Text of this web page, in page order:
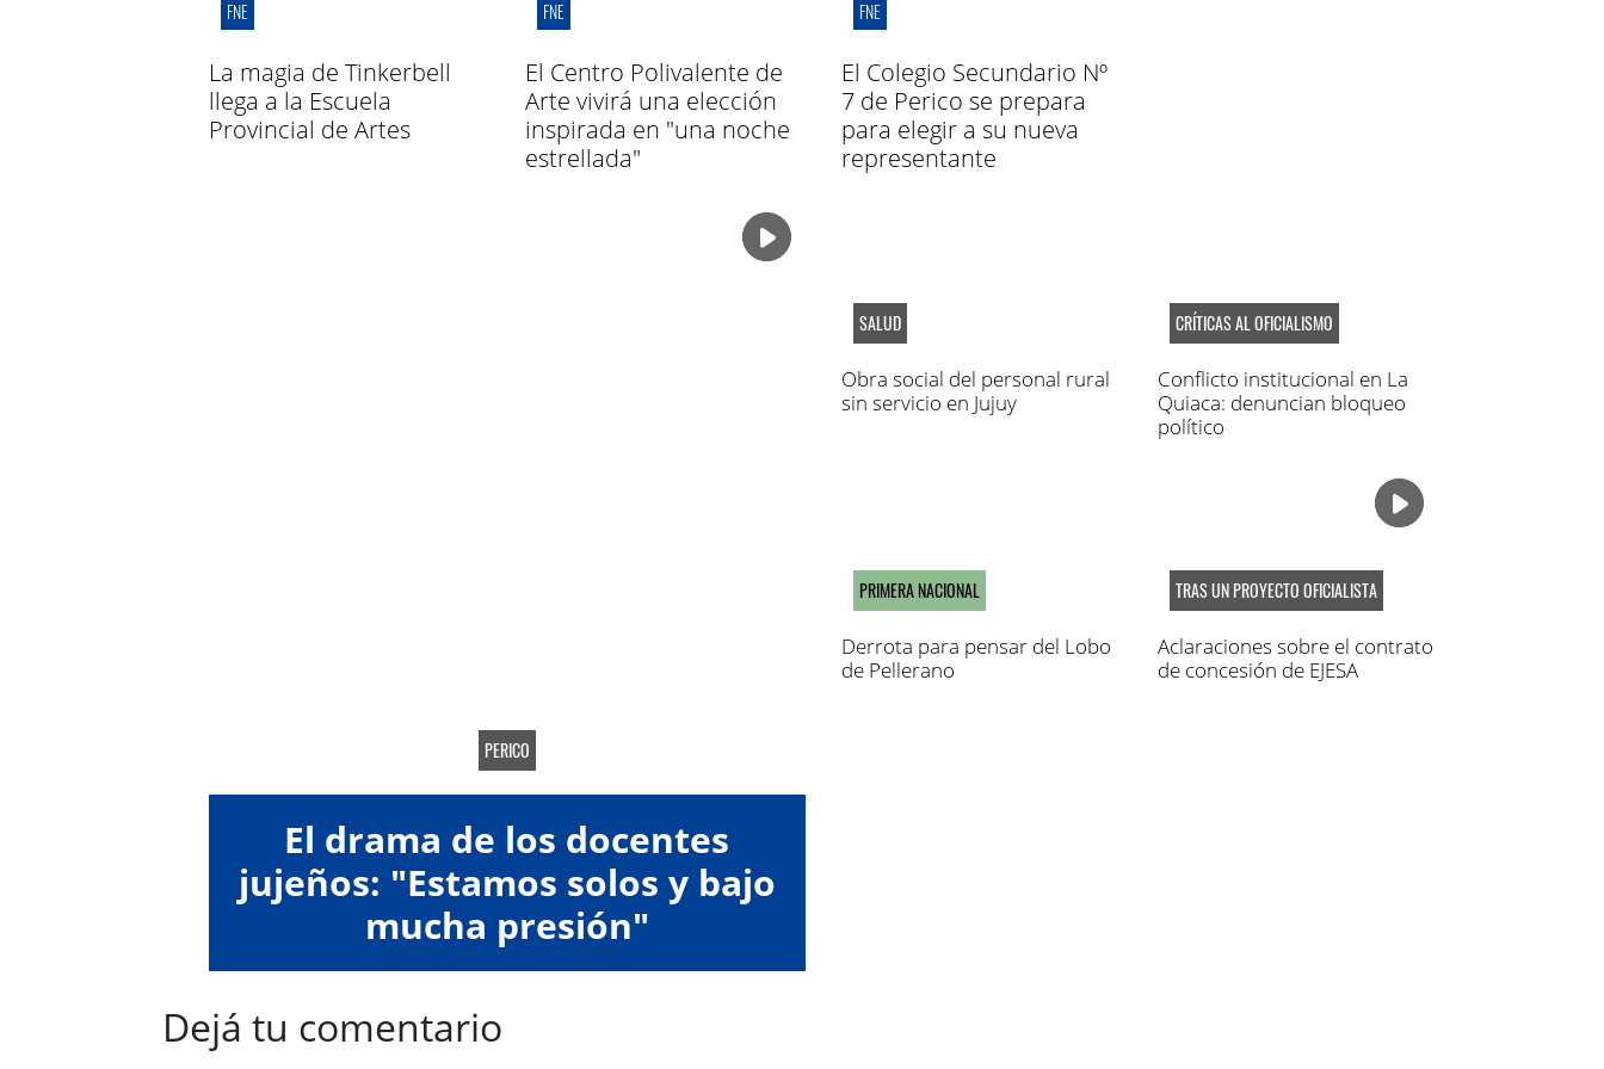
FNE
La magia de Tinkerbell
llega a la Escuela
Provincial de Artes
FNE
El Centro Polivalente de
Arte vivirá una elección
inspirada en "una noche
estrellada"
FNE
El Colegio Secundario Nº
7 de Perico se prepara
para elegir a su nueva
representante
PERICO
El drama de los docentes
jujeños: "Estamos solos y bajo
mucha presión"
SALUD
Obra social del personal rural
sin servicio en Jujuy
CRÍTICAS AL OFICIALISMO
Conflicto institucional en La
Quiaca: denuncian bloqueo
político
PRIMERA NACIONAL
Derrota para pensar del Lobo
de Pellerano
TRAS UN PROYECTO OFICIALISTA
Aclaraciones sobre el contrato
de concesión de EJESA
Dejá tu comentario